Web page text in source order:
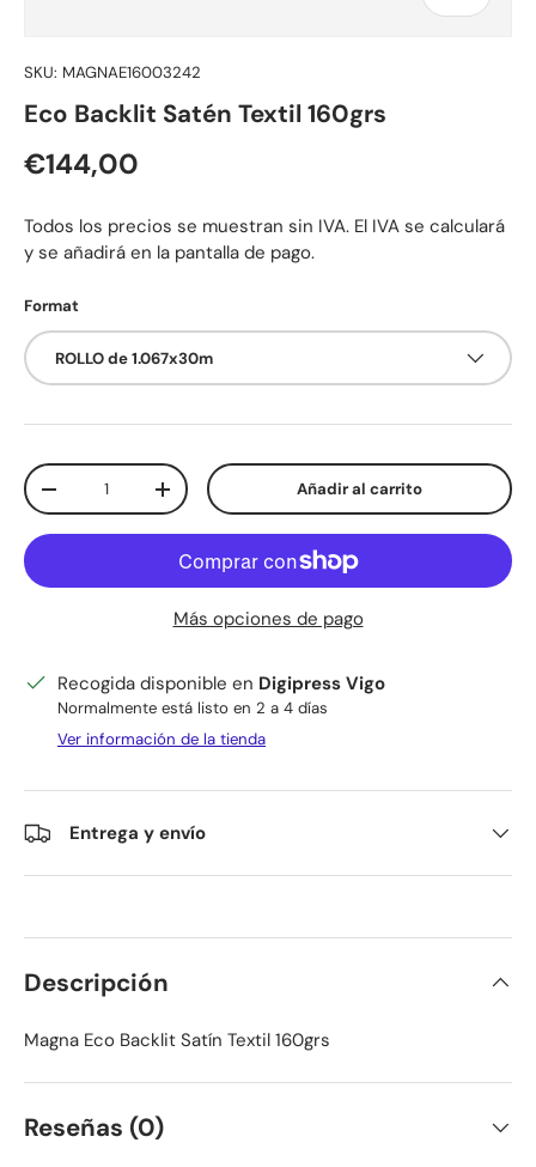
SKU: MAGNAE16003242
Eco Backlit Satén Textil 160grs
Precio normal
€144,00
Todos los precios se muestran sin IVA. El IVA se calculará
y se añadirá en la pantalla de pago.
Format
ROLLO de 1.067x30m
Cant.
Disminuir cantidadAumentar la cantidadAñadir al carrito
Más opciones de pago
Recogida disponible en Digipress Vigo
Normalmente está listo en 2 a 4 días
Ver información de la tienda
Entrega y envío
Descripción
Magna Eco Backlit Satín Textil 160grs
Reseñas (0)